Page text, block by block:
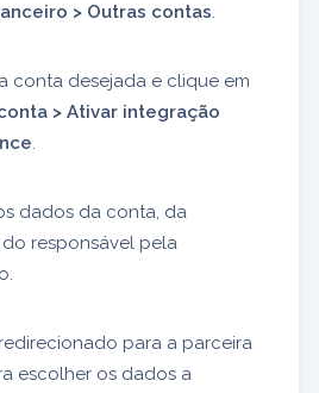
> Outras contas.
conta desejada e clique em
> Ativar integração
.
dados da conta, da
do responsável pela
para a parceira
escolher os dados a